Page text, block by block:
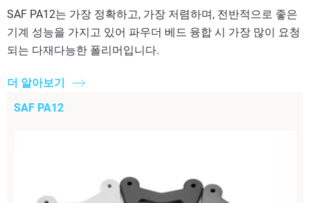
SAF PA12는 가장 정확하고, 가장 저렴하며, 전반적으로 좋은
기계 성능을 가지고 있어 파우더 베드 융합 시 가장 많이 요청
되는 다재다능한 폴리머입니다.
더 알아보기
SAF PA12